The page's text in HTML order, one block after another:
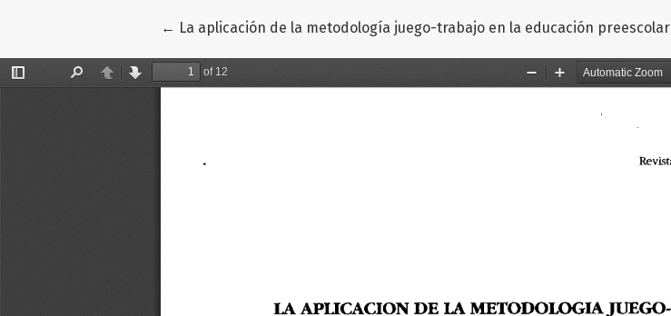
← Volver a los detalles del artículo
La aplicación de la metodología juego-trabajo en la educación preescolar